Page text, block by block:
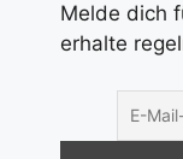
Melde dich
erhalte